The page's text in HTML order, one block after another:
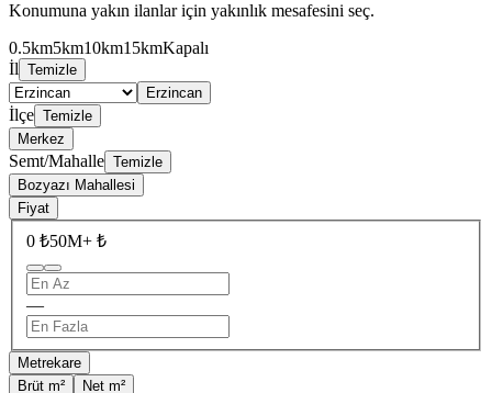
Konumuna yakın ilanlar için yakınlık mesafesini seç.
0.5km5km10km15kmKapalı
İl Temizle
Erzincan
İlçe Temizle
Merkez
Semt/Mahalle Temizle
Bozyazı Mahallesi
Fiyat
0 ₺50M+ ₺
—
Metrekare
Brüt m²
Net m²